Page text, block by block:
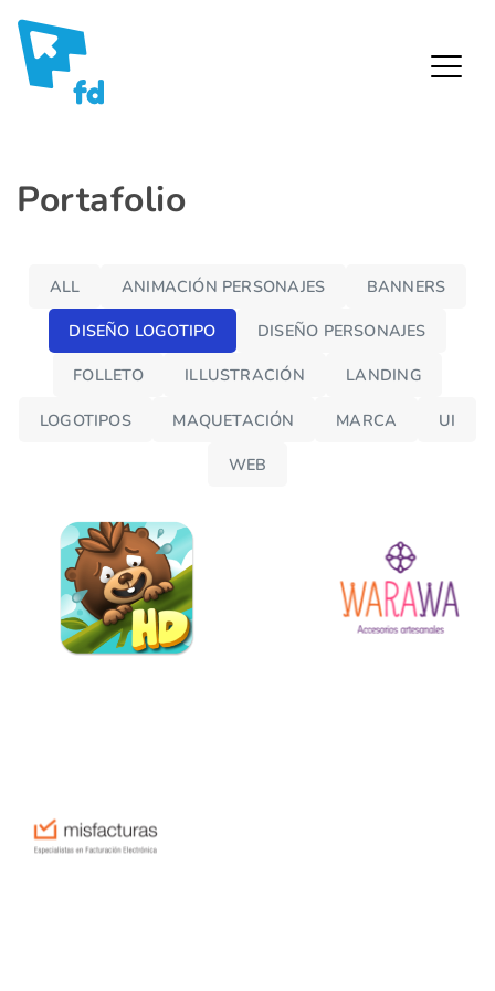
SkipPortafolio
ALL ANIMACIÓN PERSONAJES BANNERS
DISEÑO LOGOTIPO DISEÑO PERSONAJES
FOLLETO ILLUSTRACIÓN LANDING
LOGOTIPOS MAQUETACIÓN MARCA UI
WEB
a
Acceso